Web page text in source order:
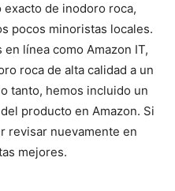
de inodoro roca,
pocos minoristas locales.
línea como Amazon IT,
roca de alta calidad a un
tanto, hemos incluido un
producto en Amazon. Si
revisar nuevamente en
mejores.